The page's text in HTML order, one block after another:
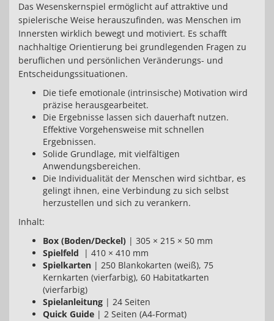
Das Wesenskernspiel ermöglicht auf attraktive und
spielerische Weise herauszufinden, was Menschen im
Innersten wirklich bewegt und motiviert. Es schafft
nachhaltige Orientierung bei grundlegenden Fragen zu
beruflichen und persönlichen Veränderungs- und
Entscheidungssituationen.
Die tiefe emotionale (intrinsische) Motivation wird
präzise herausgearbeitet.
Die Ergebnisse lassen sich dauerhaft nutzen.
Effektive Vorgehensweise mit schnellen
Ergebnissen.
Solide Grundlage, mit vielfältigen
Anwendungsbereichen.
Die Individualität der Menschen wird sichtbar, es
gelingt ihnen, eine Verbindung zu sich selbst
herzustellen und sich zu verankern.
Inhalt:
Box (Boden/Deckel) | 305 × 215 × 50 mm
Spielfeld
| 410 × 410 mm
Spielkarten | 250 Blankokarten (weiß), 75
Kernkarten (vierfarbig), 60 Habitatkarten
(vierfarbig)
Spielanleitung | 24 Seiten
Quick Guide | 2 Seiten (A4-Format)